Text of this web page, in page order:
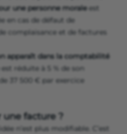
une personne moraleest
en cas de défaut de
complaisance et de factures
apparaît dans la comptabilité
réduite à 5 % de son
37 500 € par exercice
facture ?
n’est plus modifiable. C’est